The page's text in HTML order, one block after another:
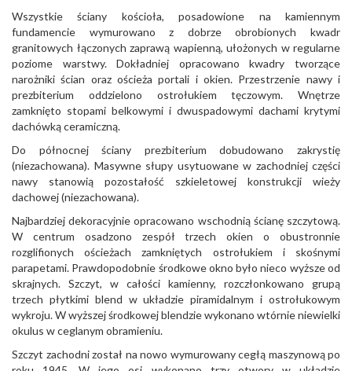
Wszystkie ściany kościoła, posadowione na kamiennym
fundamencie wymurowano z dobrze obrobionych kwadr
granitowych łączonych zaprawą wapienną, ułożonych w regularne
poziome warstwy. Dokładniej opracowano kwadry tworzące
narożniki ścian oraz ościeża portali i okien. Przestrzenie nawy i
prezbiterium oddzielono ostrołukiem tęczowym. Wnętrze
zamknięto stopami belkowymi i dwuspadowymi dachami krytymi
dachówką ceramiczną.
Do północnej ściany prezbiterium dobudowano zakrystię
(niezachowana). Masywne słupy usytuowane w zachodniej części
nawy stanowią pozostałość szkieletowej konstrukcji wieży
dachowej (niezachowana).
Najbardziej dekoracyjnie opracowano wschodnią ścianę szczytową.
W centrum osadzono zespół trzech okien o obustronnie
rozglifionych ościeżach zamkniętych ostrołukiem i skośnymi
parapetami. Prawdopodobnie środkowe okno było nieco wyższe od
skrajnych. Szczyt, w całości kamienny, rozczłonkowano grupą
trzech płytkimi blend w układzie piramidalnym i ostrołukowym
wykroju. W wyższej środkowej blendzie wykonano wtórnie niewielki
okulus w ceglanym obramieniu.
Szczyt zachodni został na nowo wymurowany cegłą maszynową po